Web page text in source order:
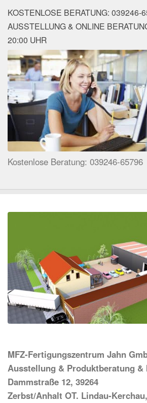
KOSTENLOSE BERATUNG: 039246-
AUSSTELLUNG & ONLINE
20:00 UHR
Kostenlose Beratung: 039246-65796
MFZ-Fertigungszentrum Jahn
Ausstellung & Produktberatung &
Dammstraße 12, 39264
Zerbst/Anhalt OT. Lindau-